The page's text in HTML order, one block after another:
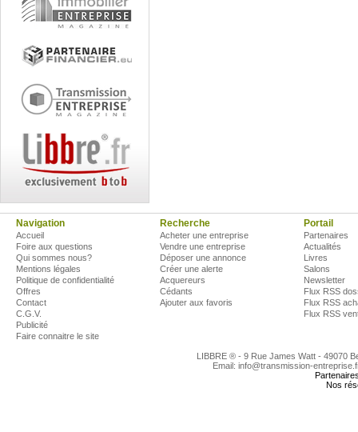
Navigation
Accueil
Foire aux questions
Qui sommes nous?
Mentions légales
Politique de confidentialité
Offres
Contact
C.G.V.
Publicité
Faire connaitre le site
Recherche
Acheter une entreprise
Vendre une entreprise
Déposer une annonce
Créer une alerte
Acquereurs
Cédants
Ajouter aux favoris
Portail
Partenaires
Actualités
Livres
Salons
Newsletter
Flux RSS
Flux RSS
Flux RSS
LIBBRE ® - 9 Rue James Watt - 49070
Email: info@transmission-
Nos